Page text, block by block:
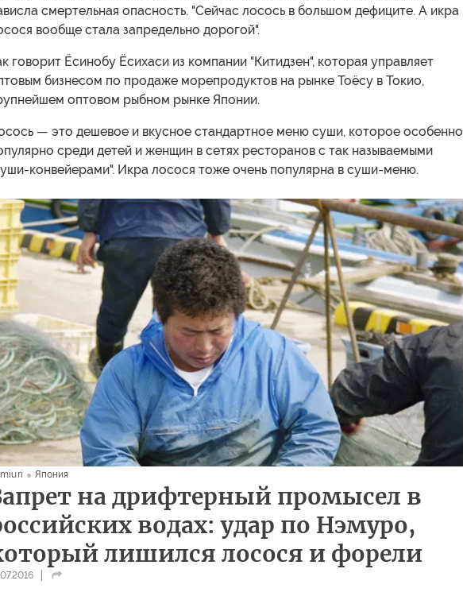
смертельная опасность. "Сейчас лосось в большом дефиците. А икра
вообще стала запредельно дорогой".
говорит Ёсинобу Ёсихаси из компании "Китидзен", которая управляет
бизнесом по продаже морепродуктов на рынке Тоёсу в Токио,
оптовом рыбном рынке Японии.
— это дешевое и вкусное стандартное меню суши, которое особенно
среди детей и женщин в сетях ресторанов с так называемыми
конвейерами". Икра лосося тоже очень популярна в суши-меню.
Япония
на дрифтерный промысел в
водах: удар по Нэмуро,
лишился лосося и форели